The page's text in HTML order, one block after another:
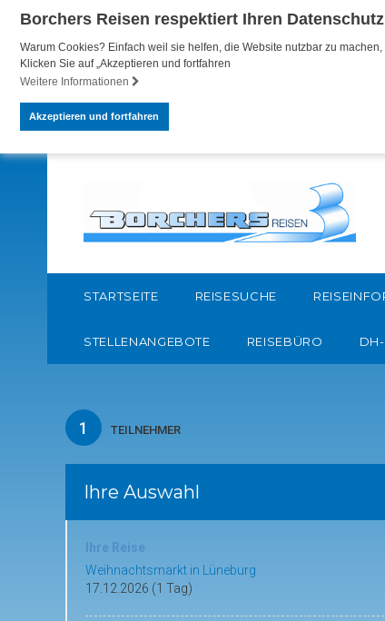
Borchers Reisen respektiert Ihren Datenschutz
Warum Cookies? Einfach weil sie helfen, die Website nutzbar zu
Klicken Sie auf „Akzeptieren und fortfahren
Weitere Informationen
Akzeptieren und fortfahren
STARTSEITE REISESUCHE
STELLENANGEBOTE REISEBÜRO
1 TEILNEHMER
Ihre Auswahl
Ihre Reise
Weihnachtsmarkt in Lüneburg
17.12.2026 (1 Tag)